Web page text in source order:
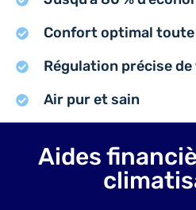
Confort optimal toute
Régulation précise
Air pur et sain
Aides